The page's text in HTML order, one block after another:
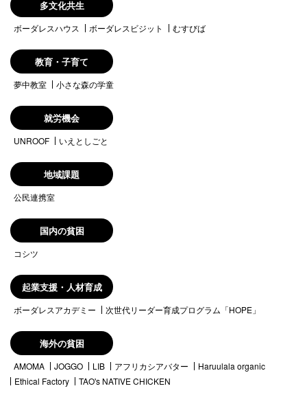
多文化共生
ボーダレスハウス ボーダレスビジット むすびば
教育・子育て
夢中教室 小さな森の学童
就労機会
UNROOF いえとしごと
地域課題
公民連携室
国内の貧困
コシツ
起業支援・人材育成
ボーダレスアカデミー 次世代リーダー育成プログラム「HOPE」
海外の貧困
AMOMA JOGGO LIB アフリカシアバター
Haruulala organic
Ethical Factory
TAO's NATIVE CHICKEN